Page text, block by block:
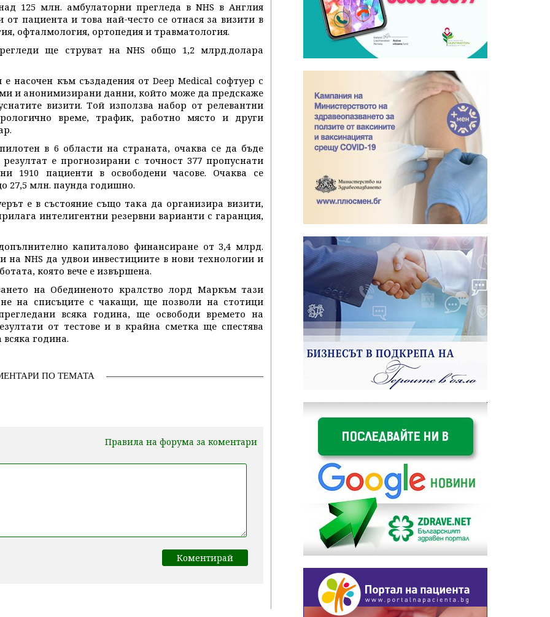
125 млн. амбулаторни прегледа в NHS в Англия
пациента и това най-често се отнася за визити в
офталмология, ортопедия и травматология.
ще струват на NHS общо 1,2 млрд.долара
насочен към създадения от Deep Medical софтуер с
и анонимизирани данни, който може да предскаже
визити. Той използва набор от релевантни
време, трафик, работно място и други
в 6 области на страната, очаква се да бъде
е прогнозирани с точност 377 пропуснати
1910 пациенти в освободени часове. Очаква се
27,5 млн. паунда годишно.
е в състояние също така да организира визити,
интелигентни резервни варианти с гаранция,
капиталово финансиране от 3,4 млрд.
на NHS да удвои инвестициите в нови технологии и
която вече е извършена.
на Обединеното кралство лорд Маркъм тази
на списъците с чакащи, ще позволи на стотици
всяка година, ще освободи времето на
от тестове и в крайна сметка ще спестява
година.
ПО ТЕМАТА
Правила на форума за коментари